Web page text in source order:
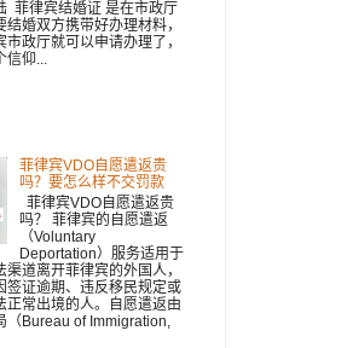
菲律宾结婚证 是在市政厅
结婚双方携带好办理材料，
市政厅就可以申请办理了，
信仰...
菲律宾VDO自愿遣返贵
吗？要怎么样不交罚款
菲律宾VDO自愿遣返贵
吗？ 菲律宾的自愿遣返
（Voluntary
Deportation）服务适用于
渠道离开菲律宾的外国人，
签证逾期、违反移民规定或
正常出境的人。自愿遣返由
（Bureau of Immigration,